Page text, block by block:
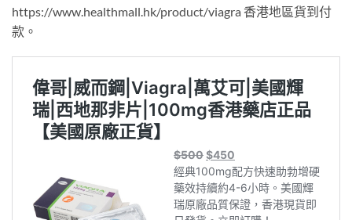
https://www.healthmall.hk/product/viagra 香港地區貨到付
款。